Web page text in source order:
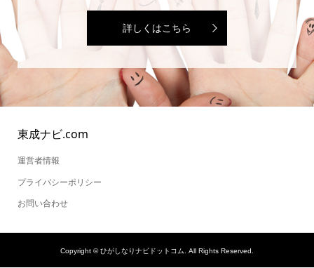
詳しくはこちら
東成ナビ.com
運営者情報
プライバシーポリシー
お問い合わせ
Copyright ©ひがしなりナビドットコム. All Rights Reserved.